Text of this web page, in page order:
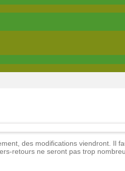
des modifications viendront. Il
retours ne seront pas trop